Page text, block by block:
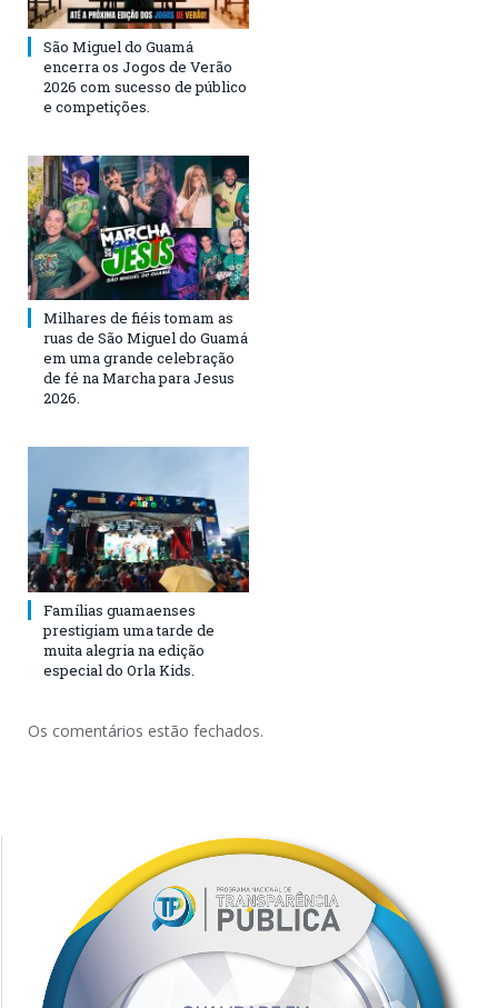
São Miguel do Guamá
encerra os Jogos de Verão
2026 com sucesso de público
e competições.
Milhares de fiéis tomam as
ruas de São Miguel do Guamá
em uma grande celebração
de fé na Marcha para Jesus
2026.
Famílias guamaenses
prestigiam uma tarde de
muita alegria na edição
especial do Orla Kids.
Os comentários estão fechados.